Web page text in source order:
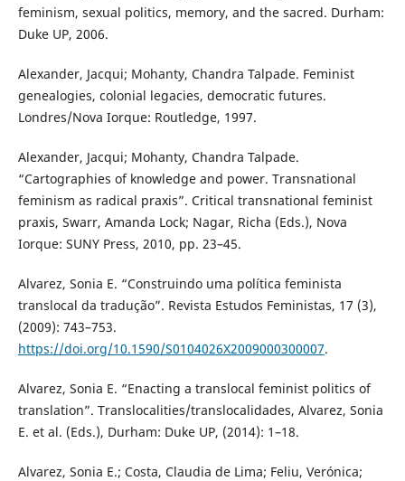
feminism, sexual politics, memory, and the sacred. Durham:
Duke UP, 2006.
Alexander, Jacqui; Mohanty, Chandra Talpade. Feminist
genealogies, colonial legacies, democratic futures.
Londres/Nova Iorque: Routledge, 1997.
Alexander, Jacqui; Mohanty, Chandra Talpade.
“Cartographies of knowledge and power. Transnational
feminism as radical praxis”. Critical transnational feminist
praxis, Swarr, Amanda Lock; Nagar, Richa (Eds.), Nova
Iorque: SUNY Press, 2010, pp. 23–45.
Alvarez, Sonia E. “Construindo uma política feminista
translocal da tradução”. Revista Estudos Feministas, 17 (3),
(2009): 743–753.
https://doi.org/10.1590/S0104026X2009000300007.
Alvarez, Sonia E. “Enacting a translocal feminist politics of
translation”. Translocalities/translocalidades, Alvarez, Sonia
E. et al. (Eds.), Durham: Duke UP, (2014): 1–18.
Alvarez, Sonia E.; Costa, Claudia de Lima; Feliu, Verónica;